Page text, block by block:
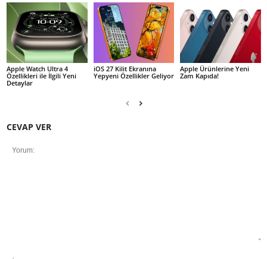
Apple Watch Ultra 4
Özellikleri ile İlgili Yeni
Detaylar
iOS 27 Kilit Ekranına
Yepyeni Özellikler Geliyor
Apple Ürünlerine Yeni
Zam Kapıda!
CEVAP VER